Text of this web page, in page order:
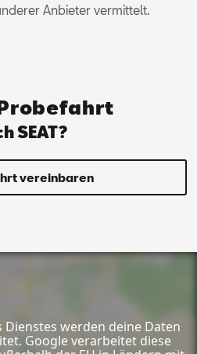
Anbieter vermittelt.
SEAT?
vereinbaren
werden deine Daten
Google verarbeitet diese